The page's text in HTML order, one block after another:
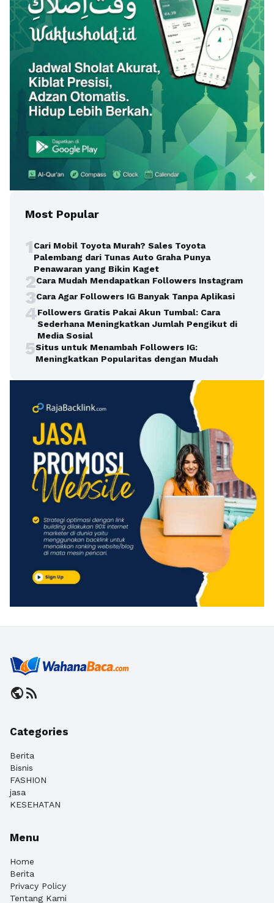
Most Popular
1Cari Mobil Toyota Murah? Sales Toyota
Palembang dari Tunas Auto Graha Punya
Penawaran yang Bikin Kaget
2Cara Mudah Mendapatkan Followers Instagram
3Cara Agar Followers IG Banyak Tanpa Aplikasi
4Followers Gratis Pakai Akun Tumbal: Cara
Sederhana Meningkatkan Jumlah Pengikut di
Media Sosial
5Situs untuk Menambah Followers IG:
Meningkatkan Popularitas dengan Mudah
publicrss_feed
Categories
Berita
Bisnis
FASHION
jasa
KESEHATAN
Menu
Home
Berita
Privacy Policy
Tentang Kami